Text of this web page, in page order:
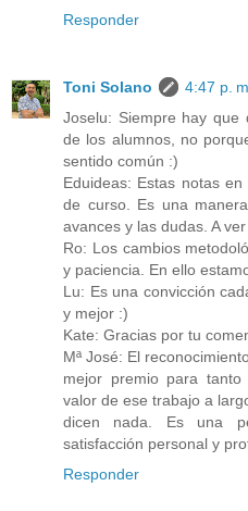
Responder
Toni Solano
4:47 p.
Joselu: Siempre hay que
de los alumnos, no
sentido común :)
Eduideas: Estas notas
de curso. Es una
avances y las dudas. A
Ro: Los cambios
y paciencia. En ello
Lu: Es una convicción
y mejor :)
Kate: Gracias por tu
Mª José: El
mejor premio para
valor de ese trabajo a
dicen nada. Es una
satisfacción personal y
Responder